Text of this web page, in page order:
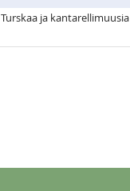
Turskaa ja kantarellimuusia